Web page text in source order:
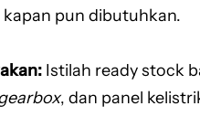
pun dibutuhkan.
Istilah ready stock
, dan panel